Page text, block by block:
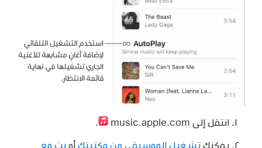
انتقل إلى music.apple.com
يمكنكتشغيل الموسيقى من مكتبتك أوبث مع